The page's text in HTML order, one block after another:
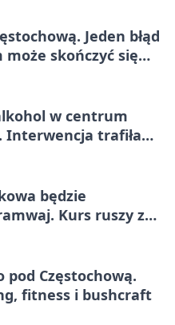
Jeden błąd
może skończyć się
w centrum
Interwencja trafiła
będzie
Kurs ruszy ze
pod Częstochową.
fitness i bushcraft